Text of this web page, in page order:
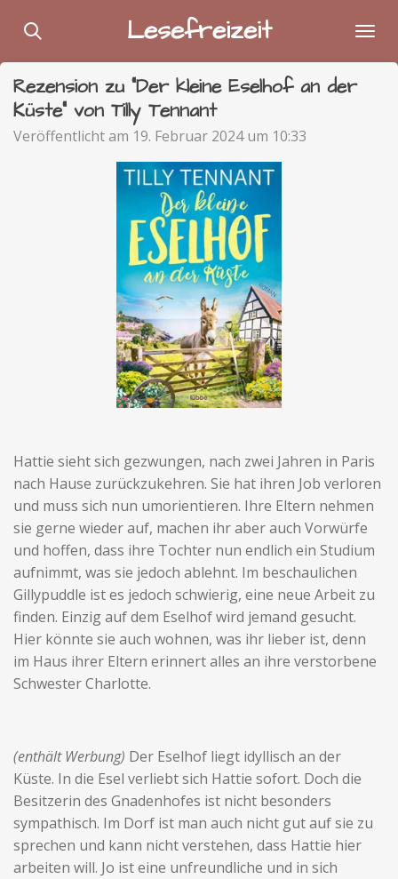
Zum
Hauptinhalt
springen
Lesefreizeit
Rezension zu "Der kleine Eselhof an der
Küste" von Tilly Tennant
Veröffentlicht am 19. Februar 2024 um 10:33
Hattie sieht sich gezwungen, nach zwei Jahren in Paris
nach Hause zurückzukehren. Sie hat ihren Job verloren
und muss sich nun umorientieren. Ihre Eltern nehmen
sie gerne wieder auf, machen ihr aber auch Vorwürfe
und hoffen, dass ihre Tochter nun endlich ein Studium
aufnimmt, was sie jedoch ablehnt. Im beschaulichen
Gillypuddle ist es jedoch schwierig, eine neue Arbeit zu
finden. Einzig auf dem Eselhof wird jemand gesucht.
Hier könnte sie auch wohnen, was ihr lieber ist, denn
im Haus ihrer Eltern erinnert alles an ihre verstorbene
Schwester Charlotte.
(enthält Werbung) Der Eselhof liegt idyllisch an der
Küste. In die Esel verliebt sich Hattie sofort. Doch die
Besitzerin des Gnadenhofes ist nicht besonders
sympathisch. Im Dorf ist man auch nicht gut auf sie zu
sprechen und kann nicht verstehen, dass Hattie hier
arbeiten will. Jo ist eine unfreundliche und in sich